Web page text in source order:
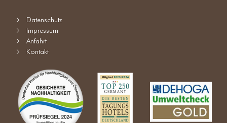
Datenschutz
Impressum
Anfahrt
Kontakt